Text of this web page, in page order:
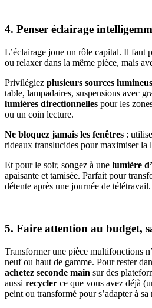
4. Penser éclairage
L’éclairage joue un rôle capital. Il faut
ou relaxer dans la même pièce, mais
Privilégiez plusieurs sources
table, lampadaires, suspensions avec
lumières directionnelles pour les
ou un coin lecture.
Ne bloquez jamais les fenêtres :
rideaux translucides pour maximiser la
Et pour le soir, songez à une lumière
apaisante et tamisée. Parfait pour
détente après une journée de télétravail.
5. Faire attention au budget,
Transformer une pièce multifonctions
neuf ou haut de gamme. Pour rester
achetez seconde main sur des
aussi recycler ce que vous avez déjà
peint ou transformé pour s’adapter à